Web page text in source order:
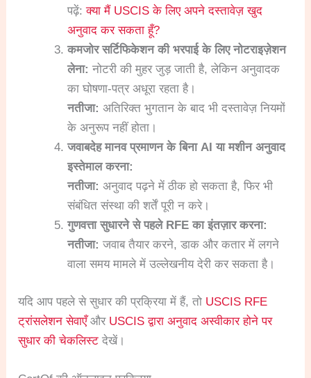
पढ़ें:क्या मैं USCIS के लिए अपने दस्तावेज़ खुद
अनुवाद कर सकता हूँ?
कमजोर सर्टिफिकेशन की भरपाई के लिए नोटराइज़ेशन
लेना: नोटरी की मुहर जुड़ जाती है, लेकिन अनुवादक
का घोषणा-पत्र अधूरा रहता है।
नतीजा: अतिरिक्त भुगतान के बाद भी दस्तावेज़ नियमों
के अनुरूप नहीं होता।
जवाबदेह मानव प्रमाणन के बिना AI या मशीन अनुवाद
इस्तेमाल करना:
नतीजा: अनुवाद पढ़ने में ठीक हो सकता है, फिर भी
संबंधित संस्था की शर्तें पूरी न करे।
गुणवत्ता सुधारने से पहले RFE का इंतज़ार करना:
नतीजा: जवाब तैयार करने, डाक और कतार में लगने
वाला समय मामले में उल्लेखनीय देरी कर सकता है।
यदि आप पहले से सुधार की प्रक्रिया में हैं, तो USCIS RFE
ट्रांसलेशन सेवाएँऔर USCIS द्वारा अनुवाद अस्वीकार होने पर
सुधार की चेकलिस्ट देखें।